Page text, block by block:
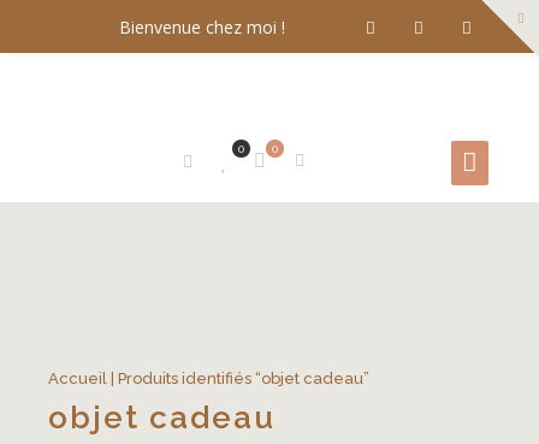
Bienvenue chez moi !
0
0
Accueil | Produits identifiés “objet cadeau”
objet cadeau